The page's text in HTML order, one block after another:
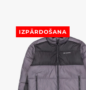
IZPĀRDOŠANA